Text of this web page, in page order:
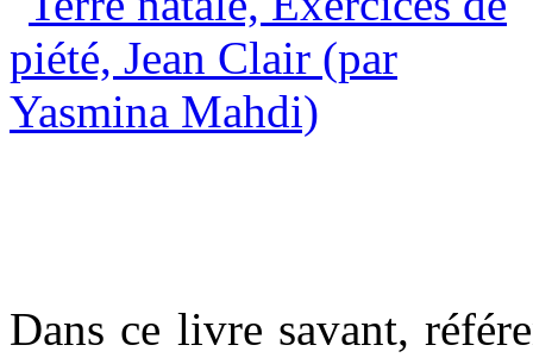
Dans ce livre savant,